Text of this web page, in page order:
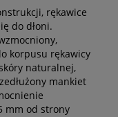
rękawice
do dłoni.
korpusu rękawicy
naturalnej,
mankiet
mm od strony